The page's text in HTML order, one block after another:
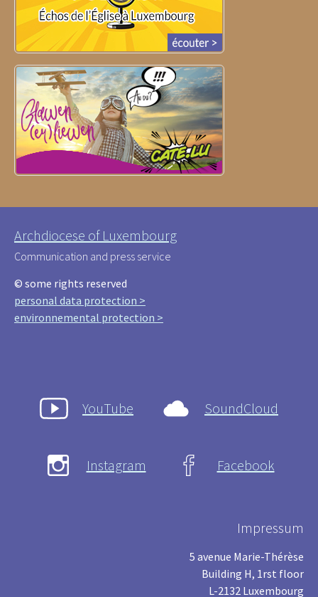
Archdiocese of Luxembourg
Communication and press service
© some rights reserved
personal data protection >
environnemental protection >
YouTube SoundCloud
Instagram Facebook
Impressum
5 avenue Marie-Thérèse
Building H, 1rst floor
L-2132 Luxembourg